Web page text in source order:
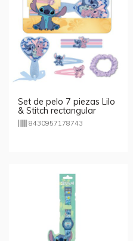
Set de pelo 7 piezas Lilo
& Stitch rectangular
8430957178743